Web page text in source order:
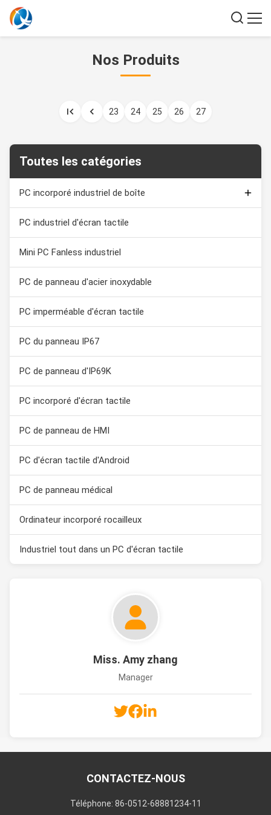
Nos Produits
23 24 25 26 27
Toutes les catégories
PC incorporé industriel de boîte
Moniteur capacitif de contact
PC industriel d'écran tactile
Mini PC Fanless industriel
PC de panneau d'acier inoxydable
PC imperméable d'écran tactile
PC du panneau IP67
PC de panneau d'IP69K
PC incorporé d'écran tactile
PC de panneau de HMI
PC d'écran tactile d'Android
PC de panneau médical
Ordinateur incorporé rocailleux
Industriel tout dans un PC d'écran tactile
Miss. Amy zhang
Manager
CONTACTEZ-NOUS
Téléphone: 86-0512-68881234-11